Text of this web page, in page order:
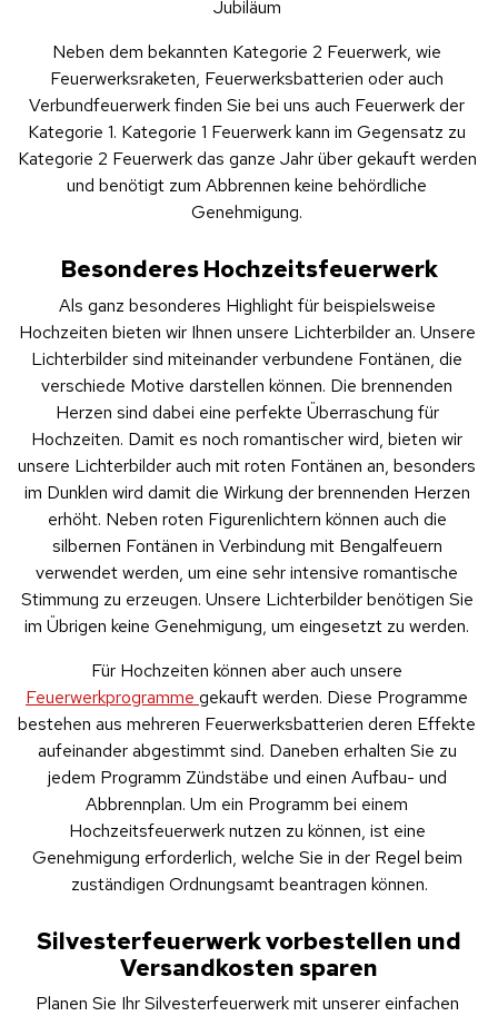
Jubiläum
Neben dem bekannten Kategorie 2 Feuerwerk, wie
Feuerwerksraketen, Feuerwerksbatterien oder auch
Verbundfeuerwerk finden Sie bei uns auch Feuerwerk der
Kategorie 1. Kategorie 1 Feuerwerk kann im Gegensatz zu
Kategorie 2 Feuerwerk das ganze Jahr über gekauft werden
und benötigt zum Abbrennen keine behördliche
Genehmigung.
Besonderes Hochzeitsfeuerwerk
Als ganz besonderes Highlight für beispielsweise
Hochzeiten bieten wir Ihnen unsere Lichterbilder an. Unsere
Lichterbilder sind miteinander verbundene Fontänen, die
verschiede Motive darstellen können. Die brennenden
Herzen sind dabei eine perfekte Überraschung für
Hochzeiten. Damit es noch romantischer wird, bieten wir
unsere Lichterbilder auch mit roten Fontänen an, besonders
im Dunklen wird damit die Wirkung der brennenden Herzen
erhöht. Neben roten Figurenlichtern können auch die
silbernen Fontänen in Verbindung mit Bengalfeuern
verwendet werden, um eine sehr intensive romantische
Stimmung zu erzeugen. Unsere Lichterbilder benötigen Sie
im Übrigen keine Genehmigung, um eingesetzt zu werden.
Feuerwerkprogramme gekauft werden. Diese Programme
bestehen aus mehreren Feuerwerksbatterien deren Effekte
aufeinander abgestimmt sind. Daneben erhalten Sie zu
jedem Programm Zündstäbe und einen Aufbau- und
Abbrennplan. Um ein Programm bei einem
Hochzeitsfeuerwerk nutzen zu können, ist eine
Genehmigung erforderlich, welche Sie in der Regel beim
zuständigen Ordnungsamt beantragen können.
Silvesterfeuerwerk vorbestellen und
Versandkosten sparen
Planen Sie Ihr Silvesterfeuerwerk mit unserer einfachen